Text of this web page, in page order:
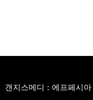
갠지스메디 : 에프페시